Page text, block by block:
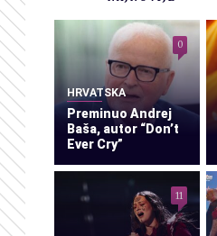
HRVATSKA
Preminuo Andrej
Baša, autor “Don’t
Ever Cry”
0
11